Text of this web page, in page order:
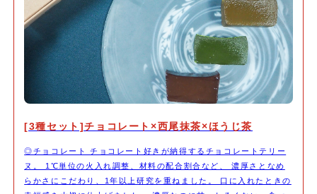
[3種セット]チョコレート×西尾抹茶×ほうじ茶
◎チョコレート チョコレート好きが納得するチョコレートテリー
ヌ。 1℃単位の火入れ調整、材料の配合割合など、 濃厚さとなめ
らかさにこだわり、1年以上研究を重ねました。 口に入れたときの